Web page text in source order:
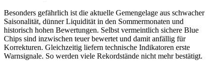
Besonders gefährlich ist die aktuelle Gemengelage aus schwacher
Saisonalität, dünner Liquidität in den Sommermonaten und
historisch hohen Bewertungen. Selbst vermeintlich sichere Blue
Chips sind inzwischen teuer bewertet und damit anfällig für
Korrekturen. Gleichzeitig liefern technische Indikatoren erste
Warnsignale. So werden viele Rekordstände nicht mehr bestätigt.